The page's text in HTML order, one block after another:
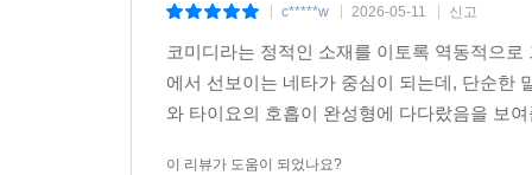
c*****w 2026-05-11 신고
코미디라는 정적인 소재를 이토록 역동적으
에서 선보이는 네타가 중심이 되는데, 단순한
와 타이요의 호흡이 완성형에 다다랐음을 보
이 리뷰가 도움이 되었나요?